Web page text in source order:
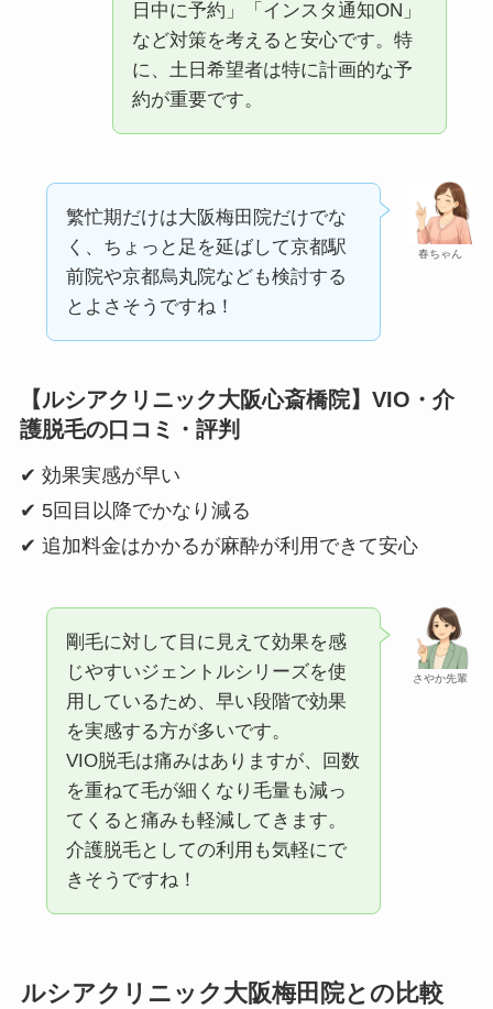
日中に予約」「インスタ通知ON」
など対策を考えると安心です。特
に、土日希望者は特に計画的な予
約が重要です。
春ちゃん
繁忙期だけは大阪梅田院だけでな
く、ちょっと足を延ばして京都駅
前院や京都烏丸院なども検討する
とよさそうですね！
【ルシアクリニック大阪心斎橋院】VIO・介
護脱毛の口コミ・評判
✔ 効果実感が早い
✔ 5回目以降でかなり減る
✔ 追加料金はかかるが麻酔が利用できて安心
さやか先輩
剛毛に対して目に見えて効果を感
じやすいジェントルシリーズを使
用しているため、早い段階で効果
を実感する方が多いです。
VIO脱毛は痛みはありますが、回数
を重ねて毛が細くなり毛量も減っ
てくると痛みも軽減してきます。
介護脱毛としての利用も気軽にで
きそうですね！
ルシアクリニック大阪梅田院との比較